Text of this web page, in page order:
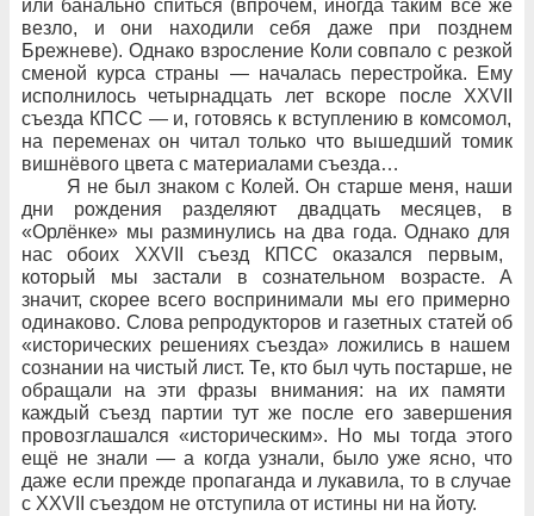
или банально спиться (впрочем, иногда таким всё же
везло, и
они находили себя даже при
позднем
Брежневе). Однако взросление Коли совпало с резкой
сменой курса страны — началась перестройка. Ему
исполнилось четырнадцать лет вскоре после XXVII
съезда КПСС — и, готовясь к вступлению в комсомол,
на переменах он читал только что вышедший томик
вишнёвого цвета с материалами съезда…
Я не был знаком с Колей. Он старше меня, наши
дни рождения разделяют двадцать месяцев, в
«Орлёнке» мы разминулись на два года. Однако для
нас обоих XXVII
съезд КПСС оказался первым,
который мы застали в
сознательном возрасте. А
значит, скорее всего воспринимали мы его примерно
одинаково. Слова репродукторов и газетных статей об
«исторических решениях съезда» ложились в нашем
сознании на чистый лист. Те, кто был чуть постарше, не
обращали на
эти фразы внимания: на их
памяти
каждый съезд партии тут же после его завершения
провозглашался «историческим». Но мы тогда этого
ещё не знали — а когда узнали, было уже ясно, что
даже если прежде пропаганда и лукавила, то в случае
с XXVII съездом не отступила от истины ни на йоту.